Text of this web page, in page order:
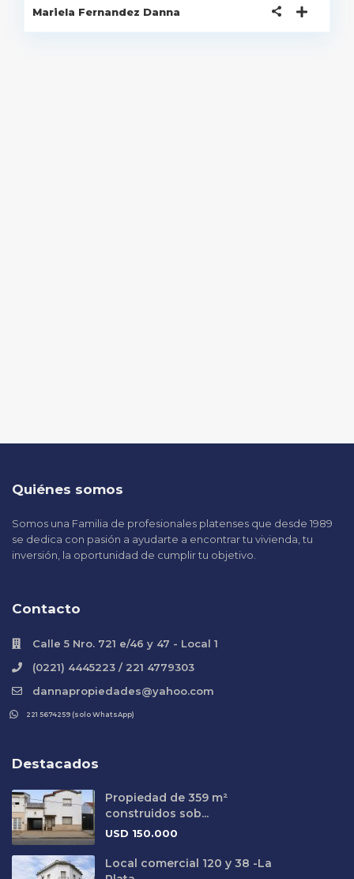
Mariela Fernandez Danna
Quiénes somos
Somos una Familia de profesionales platenses que desde 1989
se dedica con pasión a ayudarte a encontrar tu vivienda, tu
inversión, la oportunidad de cumplir tu objetivo.
Contacto
Calle 5 Nro. 721 e/46 y 47 - Local 1
(0221) 4445223 / 221 4779303
dannapropiedades@yahoo.com
221 5674259 (solo WhatsApp)
Destacados
Propiedad de 359 m²
construidos sob...
USD 150.000
Local comercial 120 y 38 -La